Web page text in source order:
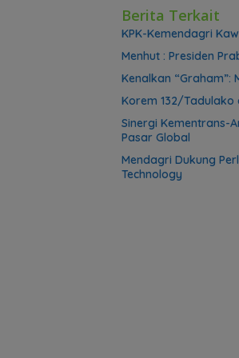
Berita Terkait
KPK-Kemendagri
Menhut : Presiden
Kenalkan “Graham”:
Korem 132/Tadulako
Sinergi Kementrans-
Pasar Global
Mendagri Dukung
Technology